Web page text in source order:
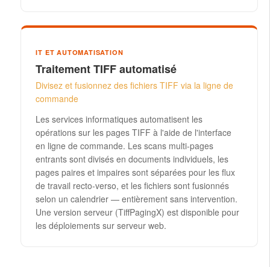
IT ET AUTOMATISATION
Traitement TIFF automatisé
Divisez et fusionnez des fichiers TIFF via la ligne de
commande
Les services informatiques automatisent les
opérations sur les pages TIFF à l'aide de l'interface
en ligne de commande. Les scans multi-pages
entrants sont divisés en documents individuels, les
pages paires et impaires sont séparées pour les flux
de travail recto-verso, et les fichiers sont fusionnés
selon un calendrier — entièrement sans intervention.
Une version serveur (TiffPagingX) est disponible pour
les déploiements sur serveur web.